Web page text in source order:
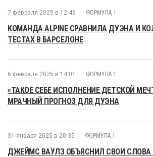
7 февраля 2025 в 12:46 ФОРМУЛА 1
КОМАНДА ALPINE СРАВНИЛА ДУЭНА И
ТЕСТАХ В БАРСЕЛОНЕ
6 февраля 2025 в 14:01 ФОРМУЛА 1
«ТАКОЕ СЕБЕ ИСПОЛНЕНИЕ ДЕТСКОЙ
МРАЧНЫЙ ПРОГНОЗ ДЛЯ ДУЭНА
31 января 2025 в 20:35 ФОРМУЛА 1
ДЖЕЙМС ВАУЛЗ ОБЪЯСНИЛ СВОИ СЛОВА